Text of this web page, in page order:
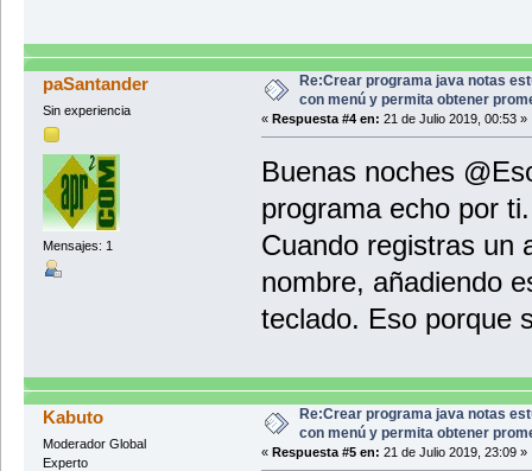
break;
case "4":
respuesta="0";
break;
respuesta="1";
break;
default:
System.out.println("Opción
respuesta="0";
}
}while
}
}
paSantander
Sin experiencia
Mensajes: 1
Re:Crear programa java notas
con menú y permita obtener
« Respuesta #4 en: 21 de Julio 2019, 00:53 »
Buenas noches
programa echo por ti.
Cuando registras un
nombre, añadiendo
teclado. Eso porque
Kabuto
Moderador Global
Experto
Re:Crear programa java notas
con menú y permita obtener
« Respuesta #5 en: 21 de Julio 2019, 23:09 »